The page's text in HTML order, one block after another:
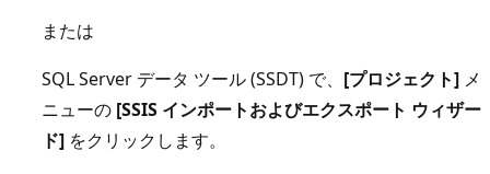
または
SQL Server データ ツール (SSDT) で、 [プロジェクト] メ
ニューの [SSIS インポートおよびエクスポート ウィザー
ド] をクリックします。